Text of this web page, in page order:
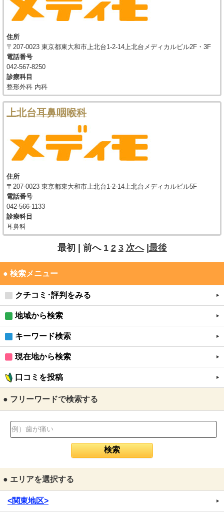
住所
〒207-0023 東京都東大和市上北台1-2-14上北台メディカルビル2F・3F
電話番号
042-567-8250
診療科目
整形外科 内科
上北台耳鼻咽喉科
住所
〒207-0023 東京都東大和市上北台1-2-14上北台メディカルビル5F
電話番号
042-566-1133
診療科目
耳鼻科
最初 | 前へ 1 2 3 次へ|最後
● 検索メニュー
クチコミ･評判をみる
地域から検索
キーワード検索
現在地から検索
口コミを投稿
● フリーワードで検索する
● エリアを選択する
<関東地区>